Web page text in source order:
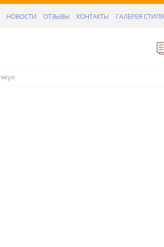
НОВОСТИ ОТЗЫВЫ КОНТАКТЫ ГАЛЕРЕЯ СТИЛЯ